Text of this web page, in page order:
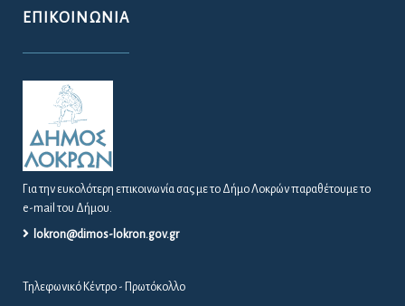
ΕΠΙΚΟΙΝΩΝΊΑ
Για την ευκολότερη επικοινωνία σας με το Δήμο Λοκρών παραθέτουμε το
e-mail του Δήμου.
lokron@dimos-lokron.gov.gr
Τηλεφωνικό Κέντρο - Πρωτόκολλο